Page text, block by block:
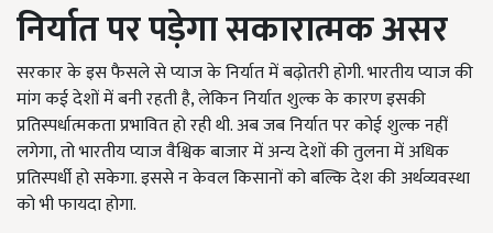
निर्यात पर पड़ेगा सकारात्मक असर
सरकार के इस फैसले से प्याज के निर्यात में बढ़ोतरी होगी. भारतीय प्याज की
मांग कई देशों में बनी रहती है, लेकिन निर्यात शुल्क के कारण इसकी
प्रतिस्पर्धात्मकता प्रभावित हो रही थी. अब जब निर्यात पर कोई शुल्क नहीं
लगेगा, तो भारतीय प्याज वैश्विक बाजार में अन्य देशों की तुलना में अधिक
प्रतिस्पर्धी हो सकेगा. इससे न केवल किसानों को बल्कि देश की अर्थव्यवस्था
को भी फायदा होगा.